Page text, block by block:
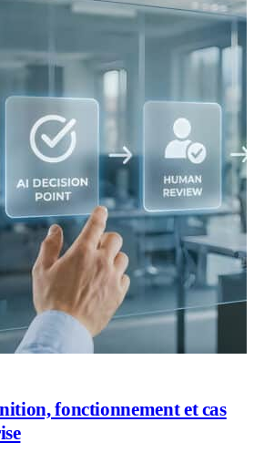
fonctionnement et cas